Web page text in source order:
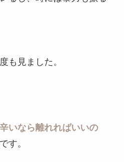
も見ました。
辛いなら離れればいいの
す。